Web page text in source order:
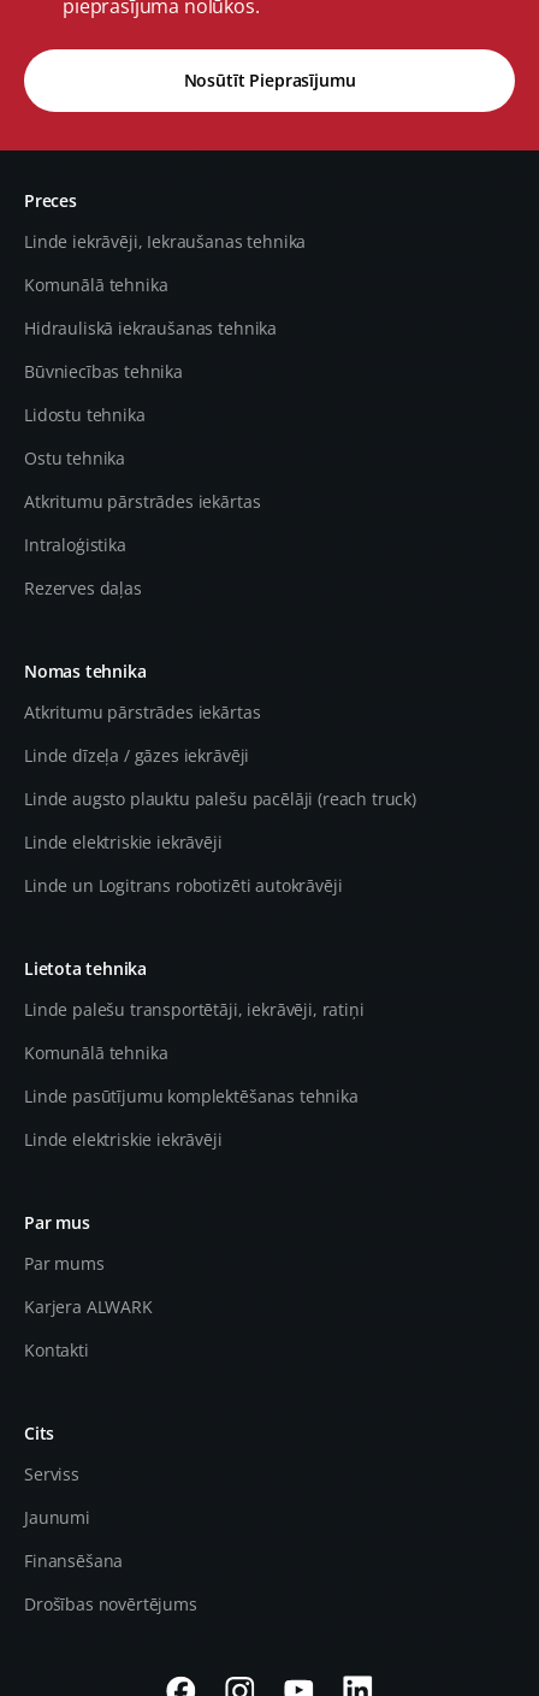
pieprasījuma nolūkos.
Nosūtīt Pieprasījumu
Preces
Linde iekrāvēji, Iekraušanas tehnika
Komunālā tehnika
Hidrauliskā iekraušanas tehnika
Būvniecības tehnika
Lidostu tehnika
Ostu tehnika
Atkritumu pārstrādes iekārtas
Intraloģistika
Rezerves daļas
Nomas tehnika
Atkritumu pārstrādes iekārtas
Linde dīzeļa / gāzes iekrāvēji
Linde augsto plauktu palešu pacēlāji (reach truck)
Linde elektriskie iekrāvēji
Linde un Logitrans robotizēti autokrāvēji
Lietota tehnika
Linde palešu transportētāji, iekrāvēji, ratiņi
Komunālā tehnika
Linde pasūtījumu komplektēšanas tehnika
Linde elektriskie iekrāvēji
Par mus
Par mums
Karjera ALWARK
Kontakti
Cits
Serviss
Jaunumi
Finansēšana
Drošības novērtējums